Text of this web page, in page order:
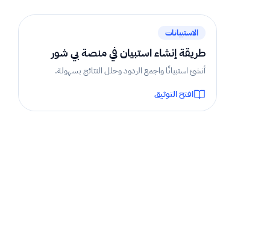
الاستبيانات
طريقة إنشاء استبيان في منصة بي شور
أنشئ استبيانًا واجمع الردود وحلل النتائج بسهولة.
افتح التوثيق